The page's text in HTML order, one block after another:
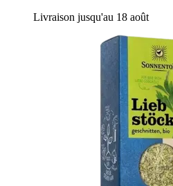
Livraison jusqu'au 18 août